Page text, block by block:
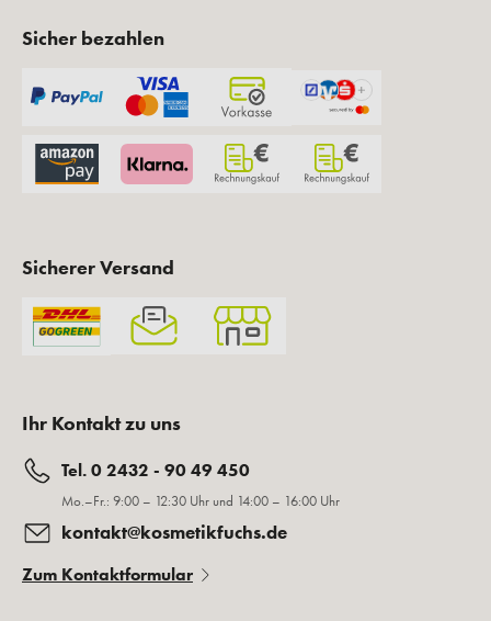
Sicher bezahlen
Sicherer Versand
Ihr Kontakt zu uns
Tel. 0 2432 - 90 49 450
Mo.–Fr.: 9:00 – 12:30 Uhr und 14:00 – 16:00 Uhr
kontakt@kosmetikfuchs.de
Zum Kontaktformular